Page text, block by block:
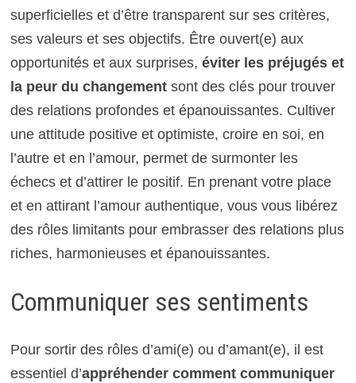
superficielles et d’être transparent sur ses critères,
ses valeurs et ses objectifs. Être ouvert(e) aux
opportunités et aux surprises, éviter les préjugés et
la peur du changementsont des clés pour trouver
des relations profondes et épanouissantes. Cultiver
une attitude positive et optimiste, croire en soi, en
l’autre et en l’amour, permet de surmonter les
échecs et d’attirer le positif. En prenant votre place
et en attirant l’amour authentique, vous vous libérez
des rôles limitants pour embrasser des relations plus
riches, harmonieuses et épanouissantes.
Communiquer ses sentiments
Pour sortir des rôles d’ami(e) ou d’amant(e), il est
essentiel d’appréhender comment communiquer